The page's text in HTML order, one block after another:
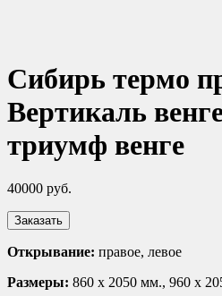
Сибирь термо
Вертикаль
триумф венге
40000 руб.
Заказать
Открывание: правое, левое
Размеры: 860 х 2050 мм., 960 х